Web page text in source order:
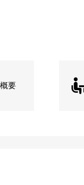
要